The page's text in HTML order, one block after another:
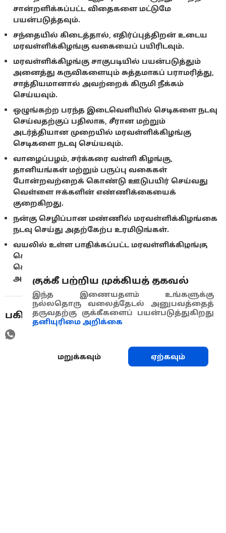
சான்றளிக்கப்பட்ட விதைகளை மட்டுமே
பயன்படுத்தவும்.
சந்தையில் கிடைத்தால், எதிர்ப்புத்திறன் உடைய
மரவள்ளிக்கிழங்கு வகையைப் பயிரிடவும்.
மரவள்ளிக்கிழங்கு சாகுபடியில் பயன்படுத்தும்
அனைத்து கருவிகளையும் சுத்தமாகப் பராமரித்து,
சாத்தியமானால் அவற்றைக் கிருமி நீக்கம்
செய்யவும்.
ஒழுங்கற்ற பரந்த இடைவெளியில் செடிகளை நடவு
செய்வதற்குப் பதிலாக, சீரான மற்றும்
அடர்த்தியான முறையில் மரவள்ளிக்கிழங்கு
செடிகளை நடவு செய்யவும்.
வாழைப்பழம், சர்க்கரை வள்ளி கிழங்கு,
தானியங்கள் மற்றும் பருப்பு வகைகள்
போன்றவற்றைக் கொண்டு ஊடுபயிர் செய்வது
வெள்ளை ஈக்களின் எண்ணிக்கையைக்
குறைகிறது.
நன்கு செழிப்பான மண்ணில் மரவள்ளிக்கிழங்கை
நடவு செய்து அதற்கேற்ப உரமிடுங்கள்.
வயலில் உள்ள பாதிக்கப்பட்ட மரவள்ளிக்கிழங்கு
செடிகள் அனைத்தையும் அகற்றி, தூரத்தில்
கொண்டு சென்று அழித்து விடவும் (எரித்து விடவும்
அல்லது புதைத்து விடவும்).
பகிரவும்
குக்கீ பற்றிய முக்கியத் தகவல்
இந்த இணையதளம் உங்களுக்கு
நல்லதொரு வலைத்தேடல் அனுபவத்தைத்
தருவதற்கு குக்கீகளைப் பயன்படுத்துகிறது
தனியுரிமை அறிக்கை
மறுக்கவும் ஏற்கவும்